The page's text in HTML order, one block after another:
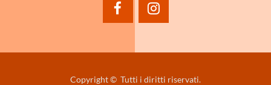
facebookinstagram
Copyright © Tutti i diritti riservati.